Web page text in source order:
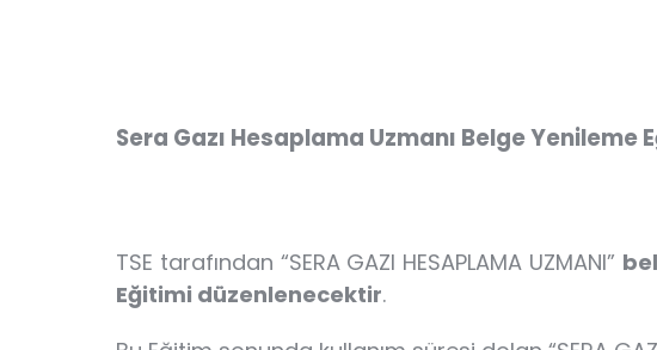
Sera Gazı Hesaplama Uzmanı Belge Yenileme
TSE tarafından “SERA GAZI HESAPLAMA UZMANI”
Eğitimi düzenlenecektir.